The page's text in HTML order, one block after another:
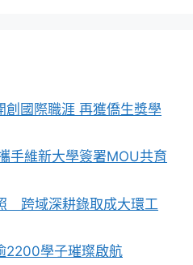
創國際職涯 再獲僑生獎學
手維新大學簽署MOU共育
跨域深耕錄取成大環工
2200學子璀璨啟航